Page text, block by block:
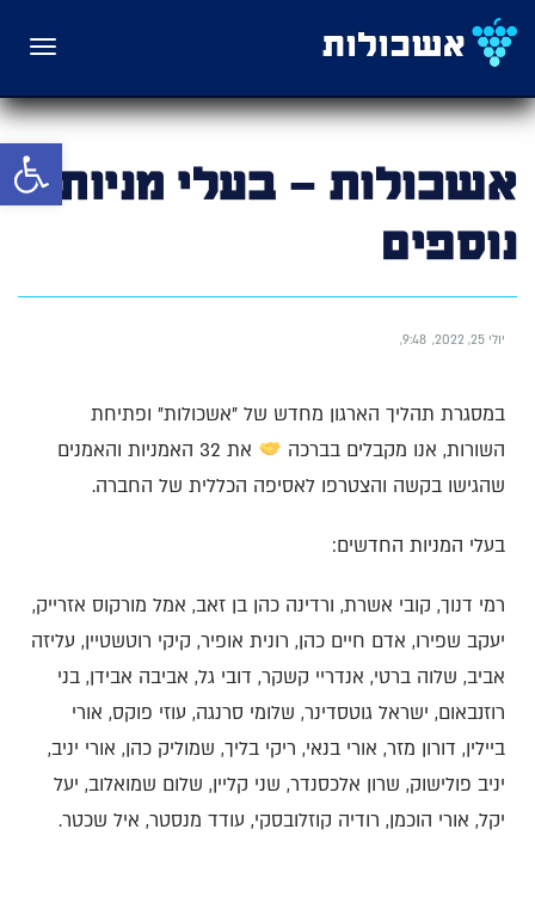
פתח
תפריט
אשכולות – בעלי מניות
נוספים
יולי 25, 2022 9:48
במסגרת תהליך הארגון מחדש של "אשכולות" ופתיחת
השורות, אנו מקבלים בברכה
את 32 האמניות והאמנים
שהגישו בקשה והצטרפו לאסיפה הכללית של החברה.
בעלי המניות החדשים:
רמי דנוך, קובי אשרת, ורדינה כהן בן זאב, אמל מורקוס אזרייק,
יעקב שפירו, אדם חיים כהן, רונית אופיר, קיקי רוטשטיין, עליזה
אביב, שלוה ברטי, אנדריי קשקר, דובי גל, אביבה אבידן, בני
רוזנבאום, ישראל גוטסדינר, שלומי סרנגה, עוזי פוקס, אורי
ביילין, דורון מזר, אורי בנאי, ריקי בליך, שמוליק כהן, אורי יניב,
יניב פולישוק, שרון אלכסנדר, שני קליין, שלום שמואלוב, יעל
יקל, אורי הוכמן, רודיה קוזלובסקי, עודד מנסטר, איל שכטר.